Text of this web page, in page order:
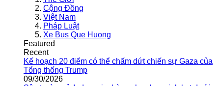
Cộng Đồng
Việt Nam
Pháp Luật
Xe Bus Que Huong
Featured
Recent
Kế hoạch 20 điểm có thể chấm dứt chiến sự Gaza của
Tổng thống Trump
09/30/2026